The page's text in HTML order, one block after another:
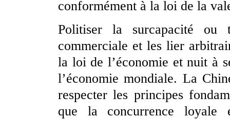
conformément à la loi de la
Politiser la surcapacité ou
commerciale et les lier
la loi de l’économie et nuit à
l’économie mondiale. La
respecter les principes
que la concurrence loyale